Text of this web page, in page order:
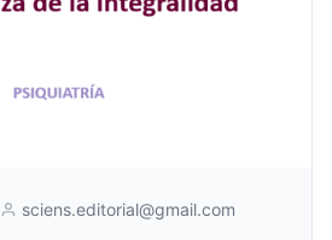
sciens.editorial@gmail.com